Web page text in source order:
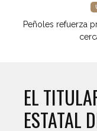
Peñoles refuerza
EL
ESTATAL